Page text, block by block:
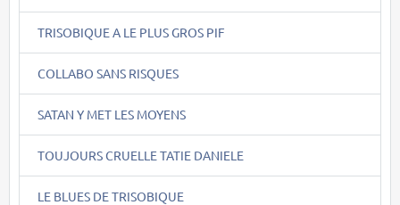
TRISOBIQUE A LE PLUS GROS PIF
COLLABO SANS RISQUES
SATAN Y MET LES MOYENS
TOUJOURS CRUELLE TATIE DANIELE
LE BLUES DE TRISOBIQUE